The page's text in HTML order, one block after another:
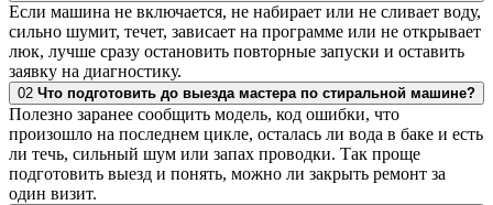
Если машина не включается, не набирает или не сливает воду,
сильно шумит, течет, зависает на программе или не открывает
люк, лучше сразу остановить повторные запуски и оставить
заявку на диагностику.
02 Что подготовить до выезда мастера по стиральной машине?
Полезно заранее сообщить модель, код ошибки, что
произошло на последнем цикле, осталась ли вода в баке и есть
ли течь, сильный шум или запах проводки. Так проще
подготовить выезд и понять, можно ли закрыть ремонт за
один визит.